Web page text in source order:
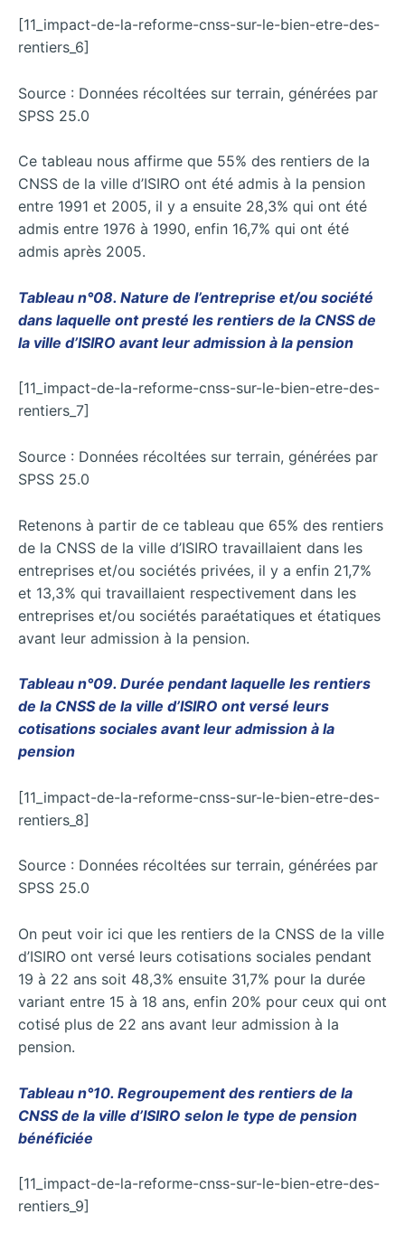
[11_impact-de-la-reforme-cnss-sur-le-bien-etre-des-
rentiers_6]
Source : Données récoltées sur terrain, générées par
SPSS 25.0
Ce tableau nous affirme que 55% des rentiers de la
CNSS de la ville d’ISIRO ont été admis à la pension
entre 1991 et 2005, il y a ensuite 28,3% qui ont été
admis entre 1976 à 1990, enfin 16,7% qui ont été
admis après 2005.
Tableau n°08. Nature de l’entreprise et/ou société
dans laquelle ont presté les rentiers de la CNSS de
la ville d’ISIRO avant leur admission à la pension
[11_impact-de-la-reforme-cnss-sur-le-bien-etre-des-
rentiers_7]
Source : Données récoltées sur terrain, générées par
SPSS 25.0
Retenons à partir de ce tableau que 65% des rentiers
de la CNSS de la ville d’ISIRO travaillaient dans les
entreprises et/ou sociétés privées, il y a enfin 21,7%
et 13,3% qui travaillaient respectivement dans les
entreprises et/ou sociétés paraétatiques et étatiques
avant leur admission à la pension.
Tableau n°09. Durée pendant laquelle les rentiers
de la CNSS de la ville d’ISIRO ont versé leurs
cotisations sociales avant leur admission à la
pension
[11_impact-de-la-reforme-cnss-sur-le-bien-etre-des-
rentiers_8]
Source : Données récoltées sur terrain, générées par
SPSS 25.0
On peut voir ici que les rentiers de la CNSS de la ville
d’ISIRO ont versé leurs cotisations sociales pendant
19 à 22 ans soit 48,3% ensuite 31,7% pour la durée
variant entre 15 à 18 ans, enfin 20% pour ceux qui ont
cotisé plus de 22 ans avant leur admission à la
pension.
Tableau n°10. Regroupement des rentiers de la
CNSS de la ville d’ISIRO selon le type de pension
bénéficiée
[11_impact-de-la-reforme-cnss-sur-le-bien-etre-des-
rentiers_9]